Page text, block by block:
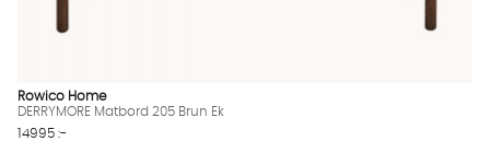
Rowico Home
DERRYMORE Matbord 205 Brun Ek
14995 :-